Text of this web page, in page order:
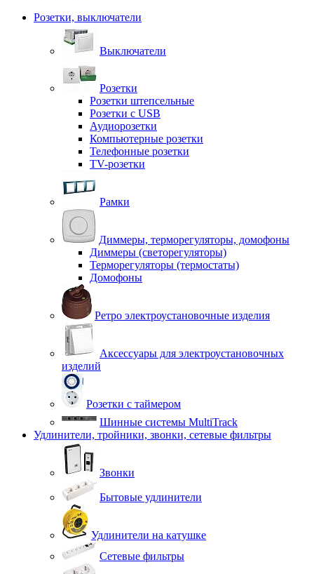
Розетки, выключатели
Выключатели
Розетки
Розетки штепсельные
Розетки с USB
Аудиорозетки
Компьютерные розетки
Телефонные розетки
TV-розетки
Рамки
Диммеры, терморегуляторы, домофоны
Диммеры (светорегуляторы)
Терморегуляторы (термостаты)
Домофоны
Ретро электроустановочные изделия
Аксессуары для электроустановочных
изделий
Розетки с таймером
Шинные системы MultiTrack
Удлинители, тройники, звонки, сетевые фильтры
Звонки
Бытовые удлинители
Удлинители на катушке
Сетевые фильтры